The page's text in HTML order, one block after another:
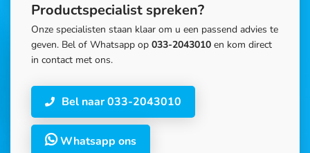
Productspecialist spreken?
Onze specialisten staan klaar om u een passend advies te
geven. Bel of Whatsapp op 033-2043010 en kom direct
in contact met ons.
Bel naar 033-2043010
Whatsapp ons